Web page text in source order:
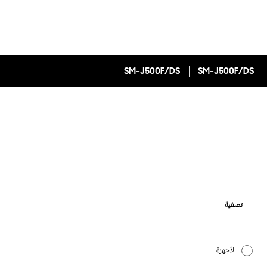
SM-J500F/DS
SM-J500F/DS
تصفية
الأجهزة